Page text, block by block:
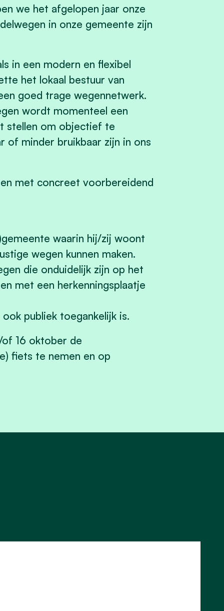
we het afgelopen jaar onze
in onze gemeente zijn
in een modern en flexibel
het lokaal bestuur van
goed trage wegennetwerk.
wordt momenteel een
stellen om objectief te
of minder bruikbaar zijn in ons
met concreet voorbereidend
waarin hij/zij woont
wegen kunnen maken.
die onduidelijk zijn op het
met een herkenningsplaatje
publiek toegankelijk is.
16 oktober de
fiets te nemen en op